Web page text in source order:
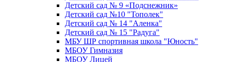
Детский сад № 9 «Подснежник»
Детский сад №10 "Тополек"
Детский сад № 14 "Аленка"
Детский сад № 15 "Радуга"
МБУ ШР спортивная школа "Юность"
МБОУ Гимназия
МБОУ Лицей